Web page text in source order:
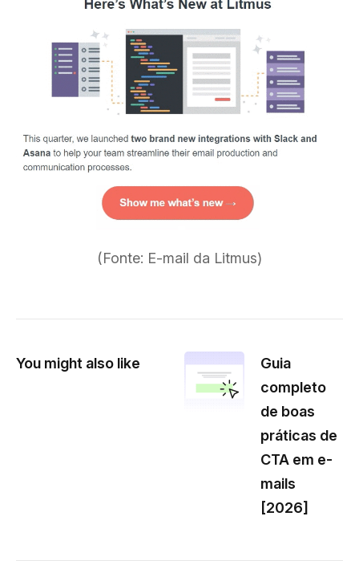
(Fonte: E-mail da Litmus)
You might also like
Guia
completo
de boas
práticas de
CTA em e-
mails
[2026]